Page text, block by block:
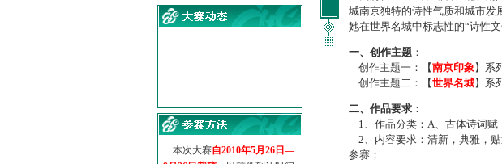
·【诗意·名城】地铁展示作...
诗意名城·地铁时间
参赛作品多达5000多首
本次大赛自2010年5月26日—
城南京独特的诗性气质和城市
她在世界名城中标志性的“诗性
一、创作主题 ：
创作主题一：【南京印象】系
创作主题二：【世界名城】系
二、作品要求 ：
1、作品分类：A、古体诗词赋
2、内容要求：清新，典雅，
参赛；